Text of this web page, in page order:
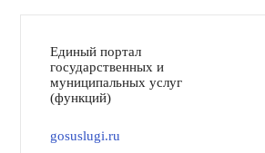
Единый портал
государственных и
муниципальных услуг
(функций)
gosuslugi.ru